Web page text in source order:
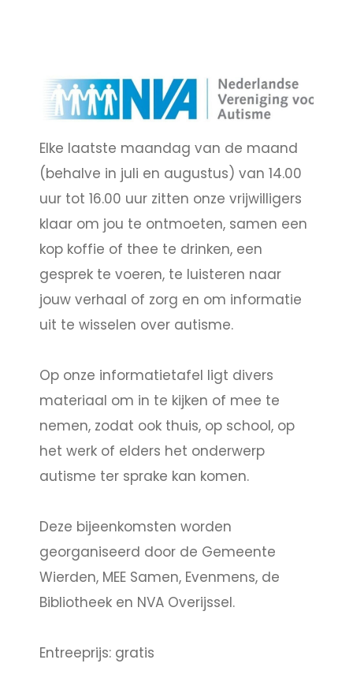
Elke laatste maandag van de maand
(behalve in juli en augustus) van 14.00
uur tot 16.00 uur zitten onze vrijwilligers
klaar om jou te ontmoeten, samen een
kop koffie of thee te drinken, een
gesprek te voeren, te luisteren naar
jouw verhaal of zorg en om informatie
uit te wisselen over autisme.
Op onze informatietafel ligt divers
materiaal om in te kijken of mee te
nemen, zodat ook thuis, op school, op
het werk of elders het onderwerp
autisme ter sprake kan komen.
Deze bijeenkomsten worden
georganiseerd door de Gemeente
Wierden, MEE Samen, Evenmens, de
Bibliotheek en NVA Overijssel.
Entreeprijs: gratis